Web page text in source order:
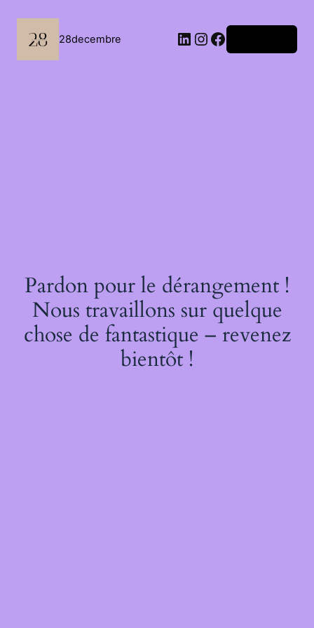
contenu
28decembre LinkedIn
Instagram
Facebook
Pardon pour le dérangement !
Nous travaillons sur quelque
chose de fantastique – revenez
bientôt !